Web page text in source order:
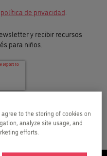
política de privacidad
y recibir recursos
para niños.
agree to the storing of cookies on
analyze site usage, and
efforts.